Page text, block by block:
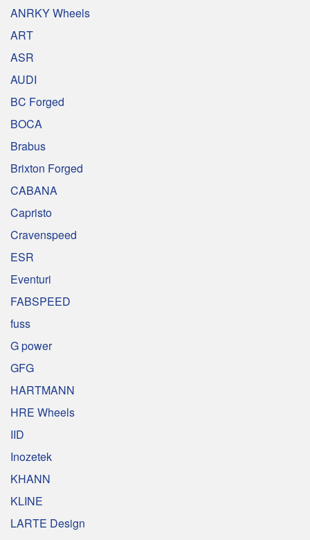
ANRKY Wheels
ART
ASR
AUDI
BC Forged
BOCA
Brabus
Brixton Forged
CABANA
Capristo
Cravenspeed
ESR
Eventuri
FABSPEED
fuss
G power
GFG
HARTMANN
HRE Wheels
IID
Inozetek
KHANN
KLINE
LARTE Design